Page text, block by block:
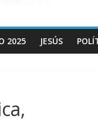
2025 JESÚS